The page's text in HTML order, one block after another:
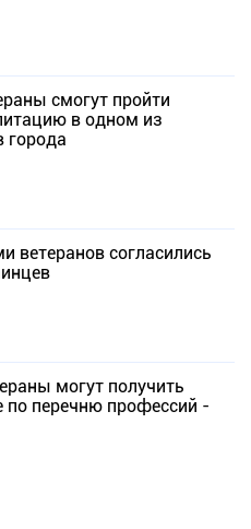
смогут пройти
в одном из
города
ветеранов согласились
могут получить
по перечню профессий -